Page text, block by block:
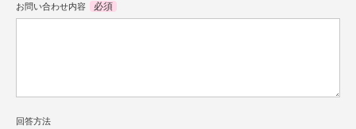
お問い合わせ内容 必須
回答方法